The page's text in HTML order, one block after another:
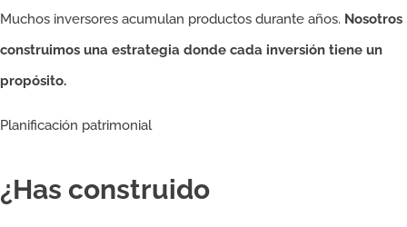
Muchos inversores acumulan productos durante años. Nosotros
construimos una estrategia donde cada inversión tiene un
propósito.
Planificación patrimonial
¿Has construido